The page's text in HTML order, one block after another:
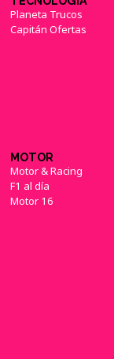
Planeta Trucos
Capitán Ofertas
MOTOR
Motor & Racing
F1 al día
Motor 16